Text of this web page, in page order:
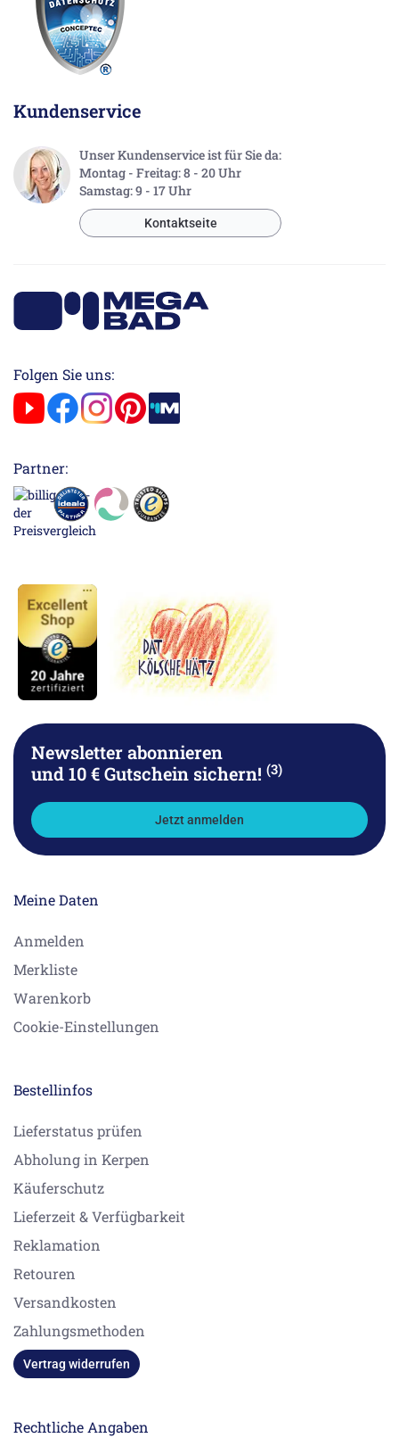
Kundenservice
Unser Kundenservice ist für Sie da:
Montag - Freitag: 8 - 20 Uhr
Samstag: 9 - 17 Uhr
Kontaktseite
Folgen Sie uns:
Partner:
Newsletter abonnieren
und 10 € Gutschein sichern! (3)
Jetzt anmelden
Meine Daten
Anmelden
Merkliste
Warenkorb
Cookie-Einstellungen
Bestellinfos
Lieferstatus prüfen
Abholung in Kerpen
Käuferschutz
Lieferzeit & Verfügbarkeit
Reklamation
Retouren
Versandkosten
Zahlungsmethoden
Vertrag widerrufen
Rechtliche Angaben